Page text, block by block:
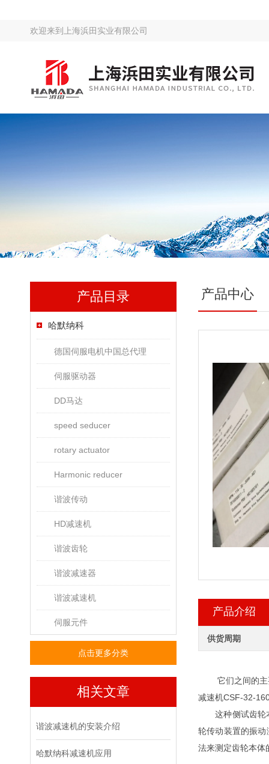
欢迎来到 上海浜田实业有限公司
产品目录
哈默纳科
德国伺服电机中国总代理
伺服驱动器
DD马达
speed seducer
rotary actuator
Harmonic reducer
谐波传动
HD减速机
谐波齿轮
谐波减速器
谐波减速机
伺服元件
点击更多分类
相关文章
谐波减速机的安装介绍
哈默纳科减速机应用
产品中心
产品介绍
供货周期
它们之间的主要
减速机CSF-32-
这种侧试齿轮本
轮传动装置的振
法来测定齿轮本体